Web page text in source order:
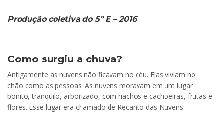
Produção coletiva do 5º E – 2016
Como surgiu a chuva?
Antigamente as nuvens não ficavam no céu. Elas viviam no
chão como as pessoas. As nuvens moravam em um lugar
bonito, tranquilo, arborizado, com riachos e cachoeiras, frutas e
flores. Esse lugar era chamado de Recanto das Nuvens.